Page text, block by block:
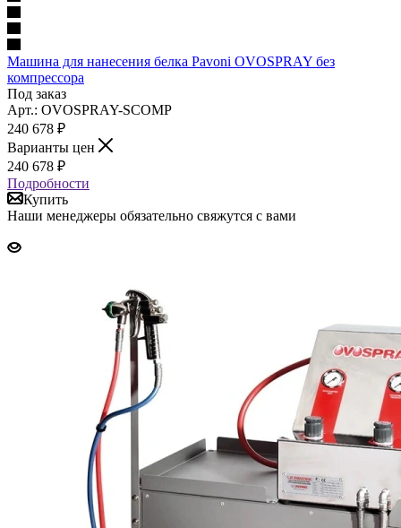
Машина для нанесения белка Pavoni OVOSPRAY без
компрессора
Под заказ
Арт.: OVOSPRAY-SCOMP
240 678 ₽
Варианты цен
240 678 ₽
Подробности
Купить
Наши менеджеры обязательно свяжутся с вами